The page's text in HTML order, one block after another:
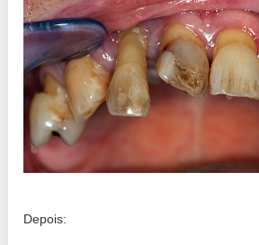
Depois: